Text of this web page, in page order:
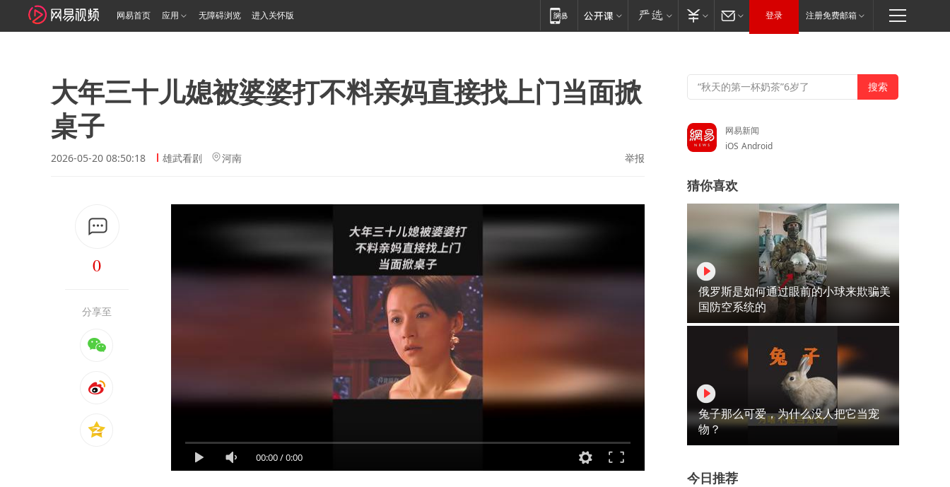
网易首页 应用 无障碍浏览 进入关怀版 登录 注册免费邮箱
大年三十儿媳被婆婆打不料亲妈直接找上门当面掀
桌子
2026-05-20 08:50:18 雄武看剧 河南 举报
0
分享至
00:00/0:00
网易新闻
iOS Android
猜你喜欢
俄罗斯是如何通过眼前的小球来欺骗美
国防空系统的
兔子那么可爱，为什么没人把它当宠
物？
今日推荐